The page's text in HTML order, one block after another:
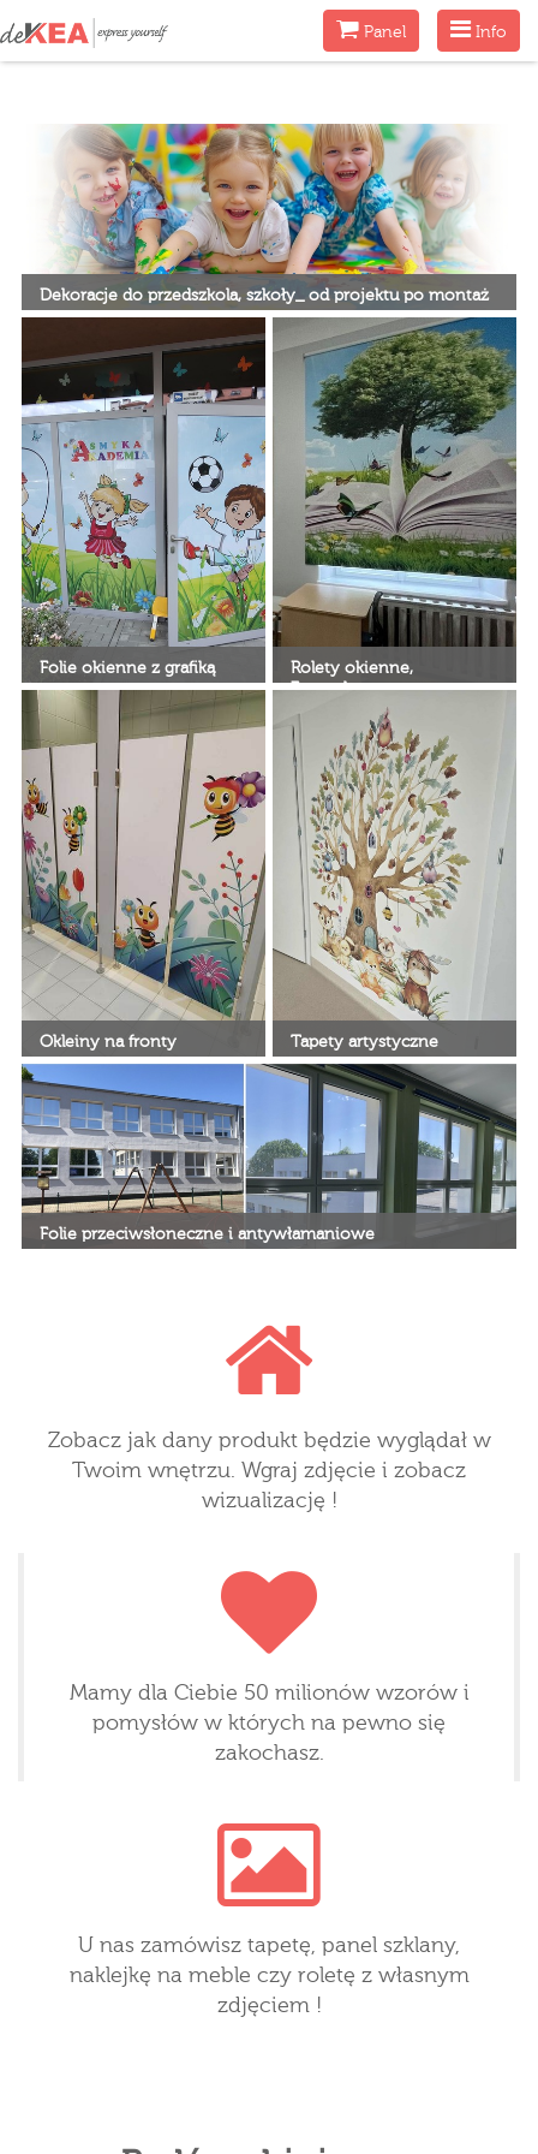
Menu
Info
MenuPanel
Dekoracje do przedszkola, szkoły_ od projektu po montaż
Dekoracje do przedszkola, szkoły_ od projektu po montaż
Folie okienne z grafiką
Zaprojektowane folie na szyby-
indywidualne wymiary
Rolety okienne,
Fotorolety
Udekoruj swoje okno pięknymi
drukowanymi roletami
okiennymi.
Okleiny na fronty
indywidualne wymiary
Tapety artystyczne
Tapety artystyczne deKEA
projektowane pod wymiar.
Ekologiczne materiały.
Folie przeciwsłoneczne i antywłamaniowe
Zobacz jak dany produkt będzie wyglądał w
Twoim wnętrzu. Wgraj zdjęcie i zobacz
wizualizację !
Mamy dla Ciebie 50 milionów wzorów i
pomysłów w których na pewno się
zakochasz.
U nas zamówisz tapetę, panel szklany,
naklejkę na meble czy roletę z własnym
zdjęciem !